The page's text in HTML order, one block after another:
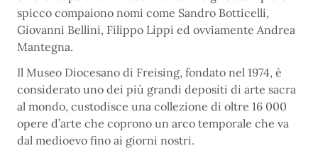
spicco compaiono nomi come Sandro Botticelli,
Giovanni Bellini, Filippo Lippi ed ovviamente Andrea
Mantegna.
Il Museo Diocesano di Freising, fondato nel 1974, è
considerato uno dei più grandi depositi di arte sacra
al mondo, custodisce una collezione di oltre 16 000
opere d’arte che coprono un arco temporale che va
dal medioevo fino ai giorni nostri.